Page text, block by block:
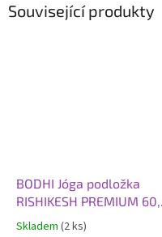
Související produkty
BODHI Jóga podložka
RISHIKESH PREMIUM 60,
183x60x0,45 cm, černá
Skladem (2 ks)